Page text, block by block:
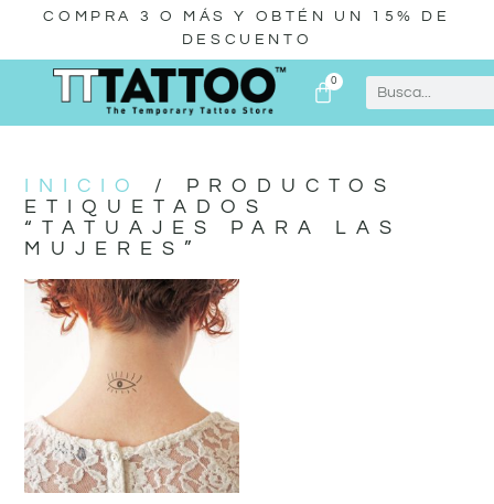
COMPRA 3 O MÁS Y OBTÉN UN 15% DE
DESCUENTO
0
INICIO
/ PRODUCTOS
ETIQUETADOS
“TATUAJES PARA LAS
MUJERES”